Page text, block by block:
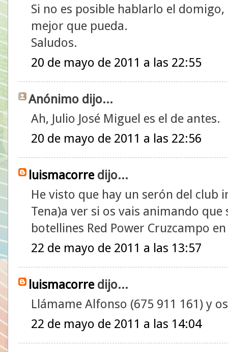
Si no es posible hablarlo el
mejor que pueda.
Saludos.
20 de mayo de 2011 a las 22:55
Anónimo dijo...
Ah, Julio José Miguel es el de antes.
20 de mayo de 2011 a las 22:56
luismacorredijo...
He visto que hay un serón del club
Tena)a ver si os vais animando
botellines Red Power Cruzcampo
22 de mayo de 2011 a las 13:57
luismacorredijo...
Llámame Alfonso (675 911 161) y
22 de mayo de 2011 a las 14:04